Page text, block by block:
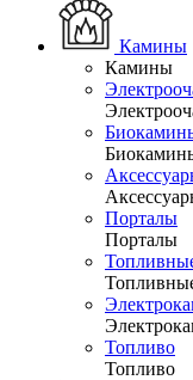
Камины
Камины
Порталы
Порталы
Топливо
Топливо